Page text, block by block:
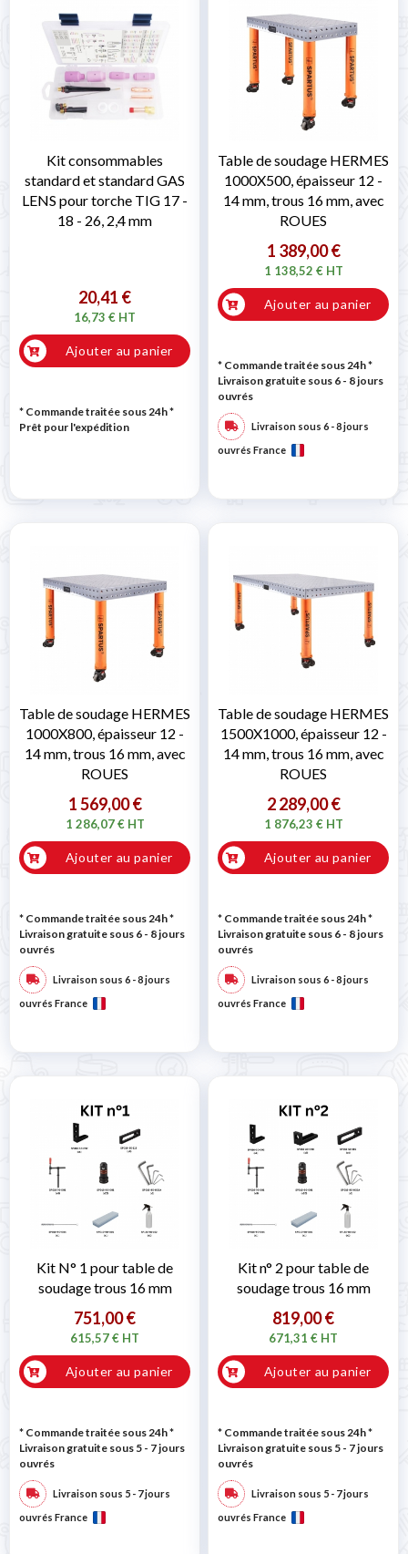
Kit consommables
standard et standard GAS
LENS pour torche TIG 17 -
18 - 26, 2,4 mm
20,41 €
16,73 € HT
Ajouter au panier
* Commande traitée sous 24h*
Prêt pour l'expédition
Table de soudage HERMES
1000X500, épaisseur 12 -
14 mm, trous 16 mm, avec
ROUES
1 389,00 €
1 138,52 € HT
Ajouter au panier
* Commande traitée sous 24h*
Livraison gratuite sous 6 - 8 jours
ouvrés
Livraison sous 6 - 8 jours
ouvrés France
Table de soudage HERMES
1000X800, épaisseur 12 -
14 mm, trous 16 mm, avec
ROUES
1 569,00 €
1 286,07 € HT
Ajouter au panier
* Commande traitée sous 24h*
Livraison gratuite sous 6 - 8 jours
ouvrés
Livraison sous 6 - 8 jours
ouvrés France
Table de soudage HERMES
1500X1000, épaisseur 12 -
14 mm, trous 16 mm, avec
ROUES
2 289,00 €
1 876,23 € HT
Ajouter au panier
* Commande traitée sous 24h*
Livraison gratuite sous 6 - 8 jours
ouvrés
Livraison sous 6 - 8 jours
ouvrés France
Kit N° 1 pour table de
soudage trous 16 mm
751,00 €
615,57 € HT
Ajouter au panier
* Commande traitée sous 24h*
Livraison gratuite sous 5 - 7 jours
ouvrés
Livraison sous 5 - 7 jours
ouvrés France
Kit n° 2 pour table de
soudage trous 16 mm
819,00 €
671,31 € HT
Ajouter au panier
* Commande traitée sous 24h*
Livraison gratuite sous 5 - 7 jours
ouvrés
Livraison sous 5 - 7 jours
ouvrés France